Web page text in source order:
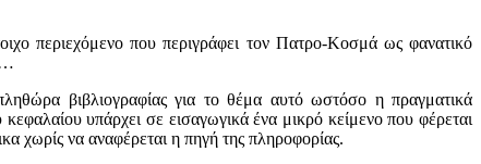
περιεχόμενο που περιγράφει τον Πατρο-Κοσμά ως φανατικό
βιβλιογραφίας για το θέμα αυτό ωστόσο η πραγματικά
υπάρχει σε εισαγωγικά ένα μικρό κείμενο που φέρεται
χωρίς να αναφέρεται η πηγή της πληροφορίας.